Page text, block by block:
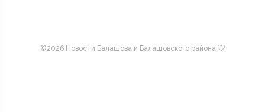
©2026 Новости Балашова и Балашовского района